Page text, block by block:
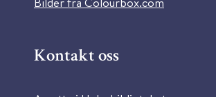
Kontakt oss